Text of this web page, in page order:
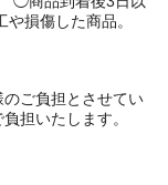
や損傷した商品。
ご負担とさせてい
担いたします。